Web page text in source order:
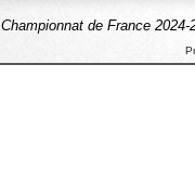
Championnat de France